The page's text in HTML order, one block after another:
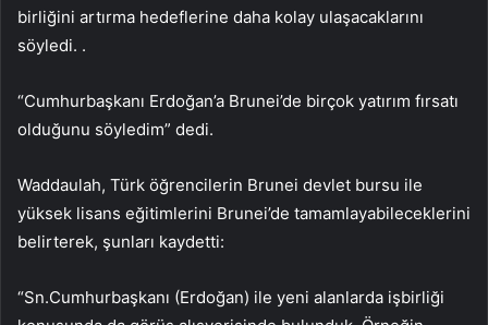
birliğini artırma hedeflerine daha kolay ulaşacaklarını
söyledi. .
“Cumhurbaşkanı Erdoğan’a Brunei’de birçok yatırım fırsatı
olduğunu söyledim” dedi.
Waddaulah, Türk öğrencilerin Brunei devlet bursu ile
yüksek lisans eğitimlerini Brunei’de tamamlayabileceklerini
belirterek, şunları kaydetti:
“Sn.Cumhurbaşkanı (Erdoğan) ile yeni alanlarda işbirliği